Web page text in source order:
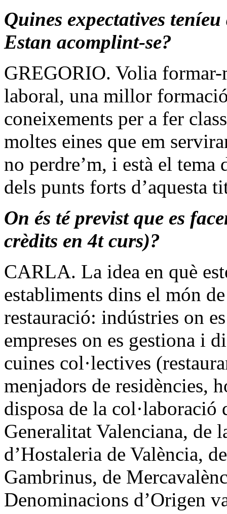
Quines expectatives
Estan acomplint-se?
GREGORIO. Volia formar-
laboral, una millor
coneixements per a fer
moltes eines que em
no perdre’m, i està el
dels punts forts d’aquesta
On és té previst que es
crèdits en 4t curs)?
CARLA. La idea en què
establiments dins el món
restauració: indústries on
empreses on es gestiona i
cuines col·lectives
menjadors de residències,
disposa de la col·laboració
Generalitat Valenciana, de
d’Hostaleria de València,
Gambrinus, de
Denominacions d’Origen